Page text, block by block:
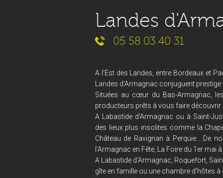
Landes
05 58 03 40 31
A l’Est des Landes, entre Bordeaux et
Landes d'Armagnac conjuguent
Situées au cœur du Bas-Armagnac,
producteurs prêts à vous faire découvrir
A Labastide d'Armagnac ou à Saint-
des lieux plus insolites comme la
Château de Ravignan à Perquie... De
l’Armagnac en Fête, La Foire du 1er mai
A Labastide d’Armagnac, Roquefort,
gîte en famille ou une chambre d’hôtes